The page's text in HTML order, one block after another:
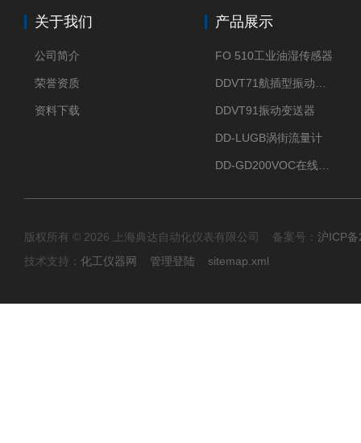
关于我们
公司简介
荣誉资质
资料下载
产品展示
FO 510工业油湿传感器
DDVT91振动变送器
DD-LUGB涡街流量计
版权所有 © 2026 上海典达自动化仪表有限公司 备案号： 沪ICP
技术支持： 化工仪器网 管理登陆 sitemap.xml